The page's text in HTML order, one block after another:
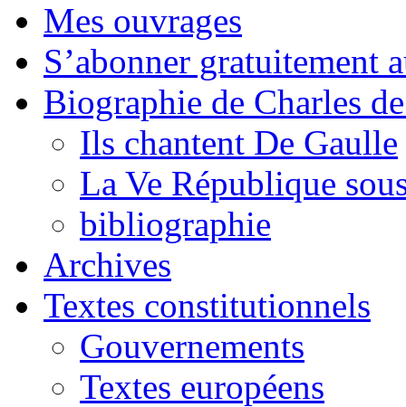
Mes ouvrages
S’abonner gratuitement
Biographie de Charles
Ils chantent De Gaulle
La Ve République
bibliographie
Archives
Textes constitutionnels
Gouvernements
Textes européens